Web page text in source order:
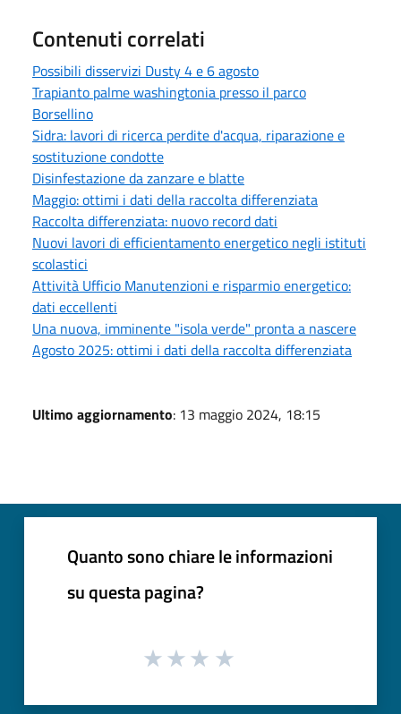
Contenuti correlati
Possibili disservizi Dusty 4 e 6 agosto
Trapianto palme washingtonia presso il parco
Borsellino
Sidra: lavori di ricerca perdite d'acqua, riparazione e
sostituzione condotte
Disinfestazione da zanzare e blatte
Maggio: ottimi i dati della raccolta differenziata
Raccolta differenziata: nuovo record dati
Nuovi lavori di efficientamento energetico negli istituti
scolastici
Attività Ufficio Manutenzioni e risparmio energetico:
dati eccellenti
Una nuova, imminente "isola verde" pronta a nascere
Agosto 2025: ottimi i dati della raccolta differenziata
Ultimo aggiornamento: 13 maggio 2024, 18:15
Quanto sono chiare le informazioni
su questa pagina?